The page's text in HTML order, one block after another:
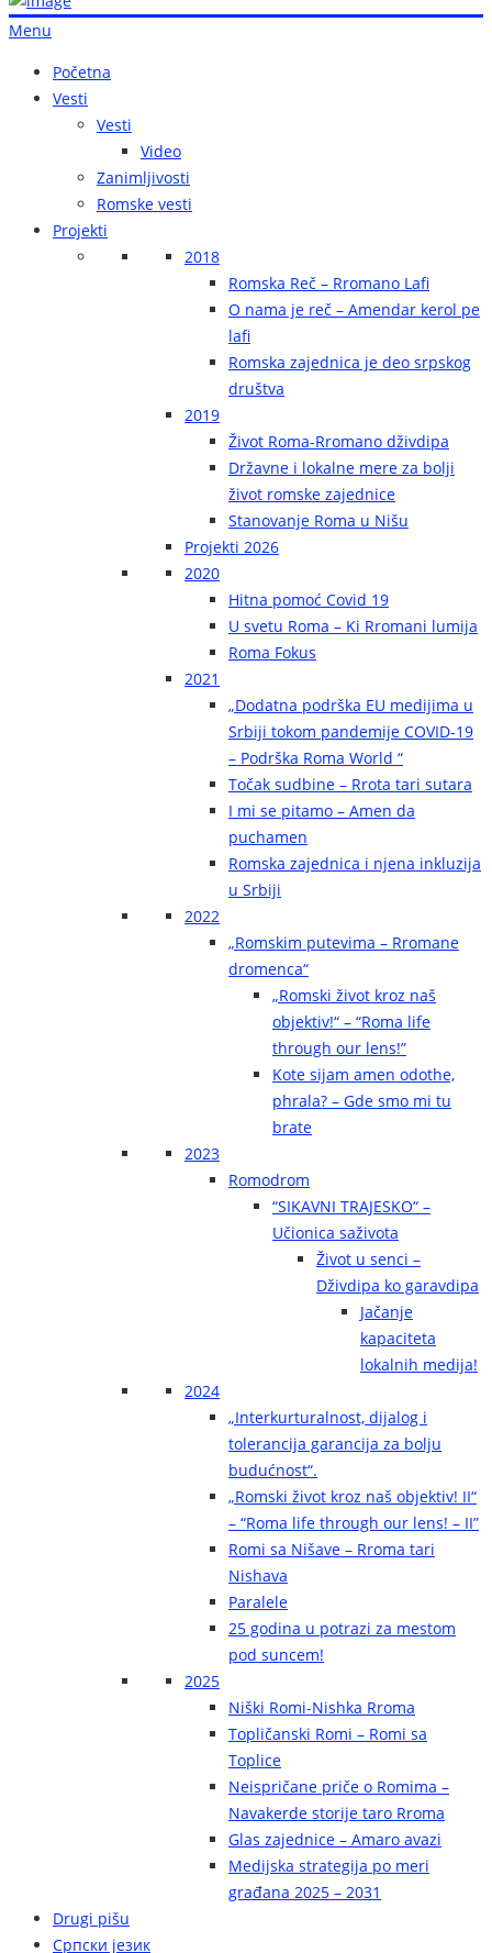
Menu
Početna
Vesti
Vesti
Video
Zanimljivosti
Romske vesti
Projekti
2018
Romska Reč – Rromano Lafi
O nama je reč – Amendar kerol pe
lafi
Romska zajednica je deo srpskog
društva
2019
Život Roma-Rromano dživdipa
Državne i lokalne mere za bolji
život romske zajednice
Stanovanje Roma u Nišu
Projekti 2026
2020
Hitna pomoć Covid 19
U svetu Roma – Ki Rromani lumija
Roma Fokus
2021
„Dodatna podrška EU medijima u
Srbiji tokom pandemije COVID-19
– Podrška Roma World “
Točak sudbine – Rrota tari sutara
I mi se pitamo – Amen da
puchamen
Romska zajednica i njena inkluzija
u Srbiji
2022
„Romskim putevima – Rromane
dromenca“
„Romski život kroz naš
objektiv!“ – “Roma life
through our lens!”
Kote sijam amen odothe,
phrala? – Gde smo mi tu
brate
2023
Romodrom
“SIKAVNI TRAJESKO“ –
Učionica saživota
Život u senci –
Dživdipa ko garavdipa
Jačanje
kapaciteta
lokalnih medija!
2024
„Interkurturalnost, dijalog i
tolerancija garancija za bolju
budućnost“.
„Romski život kroz naš objektiv! II“
– “Roma life through our lens! – II”
Romi sa Nišave – Rroma tari
Nishava
Paralele
25 godina u potrazi za mestom
pod suncem!
2025
Niški Romi-Nishka Rroma
Topličanski Romi – Romi sa
Toplice
Neispričane priče o Romima –
Navakerde storije taro Rroma
Glas zajednice – Amaro avazi
Medijska strategija po meri
građana 2025 – 2031
Drugi pišu
Српски језик